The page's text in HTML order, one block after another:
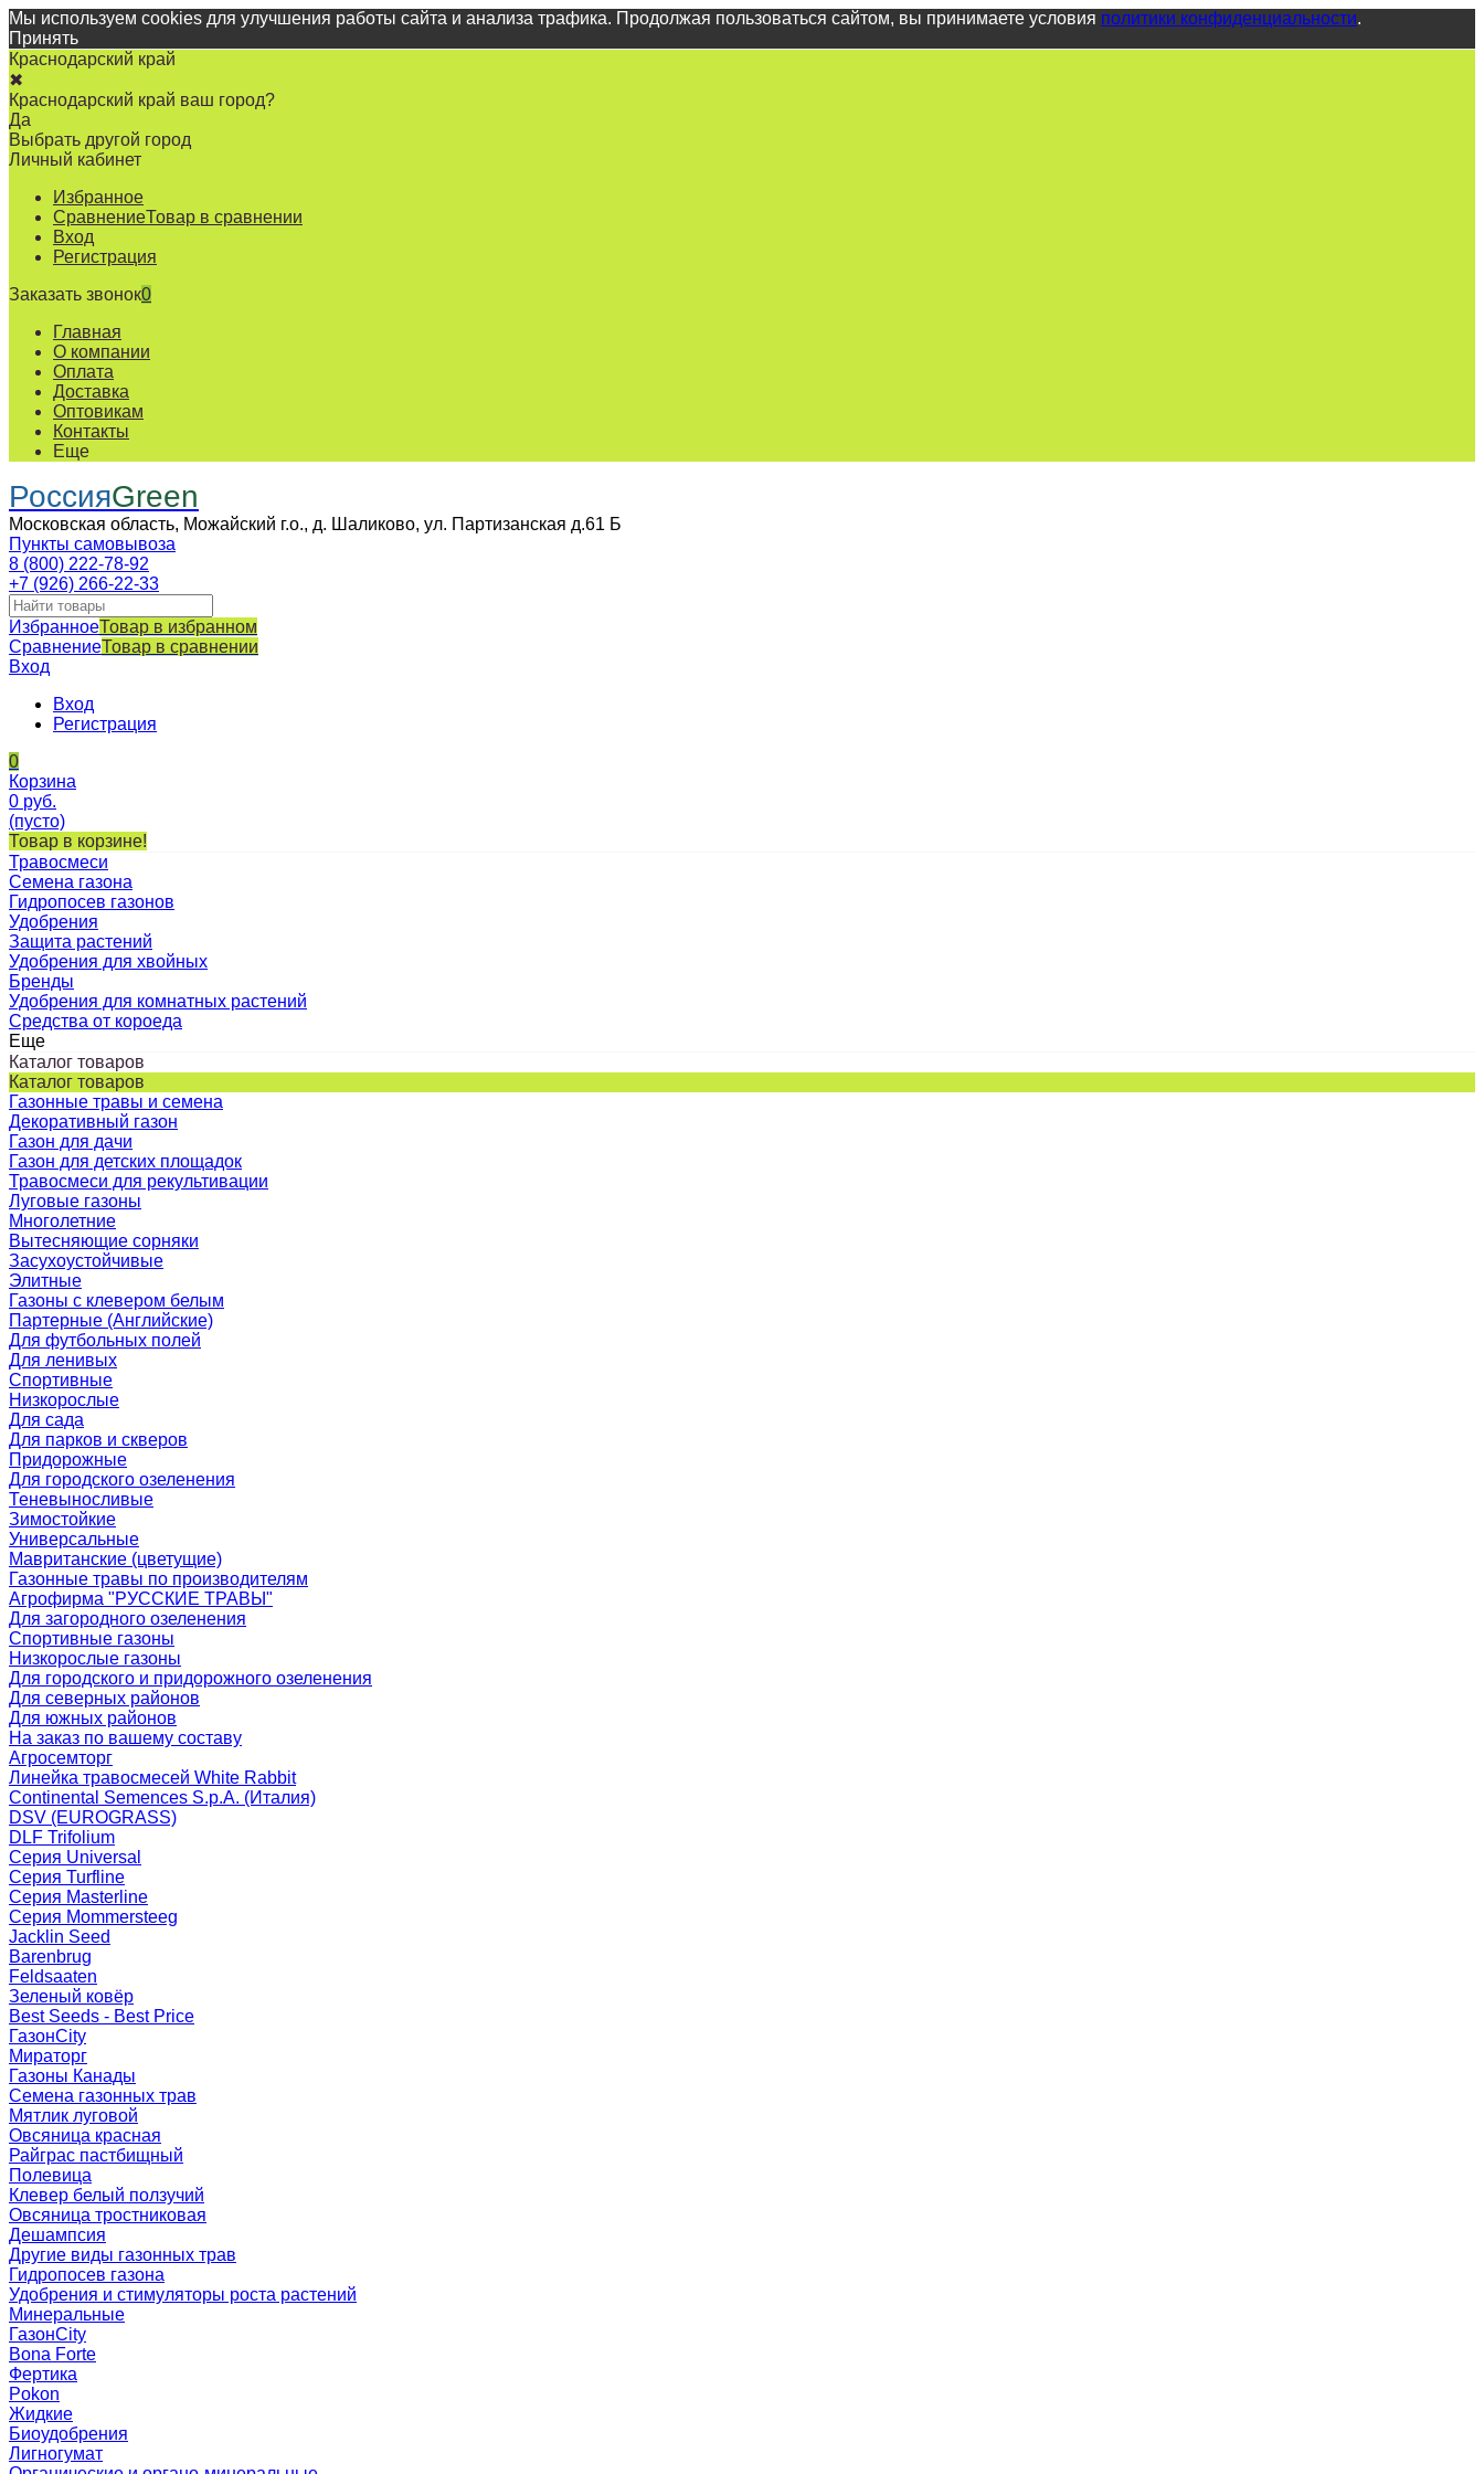
Мы используем cookies для улучшения работы сайта и анализа трафика. Продолжая пользоваться сайтом, вы принимаете условия политики конфиденциальности.
Принять
Краснодарский край
✖
Краснодарский край ваш город?
Да
Выбрать другой город
Личный кабинет
Избранное
СравнениеТовар в сравнении
Вход
Регистрация
Заказать звонок0
Главная
О компании
Оплата
Доставка
Оптовикам
Контакты
Еще
РоссияGreen
Московская область, Можайский г.о., д. Шаликово, ул. Партизанская д.61 Б
Пункты самовывоза
8 (800) 222-78-92
+7 (926) 266-22-33
ИзбранноеТовар в избранном
СравнениеТовар в сравнении
Вход
Вход
Регистрация
0
Корзина
0 руб.
(пусто)
Товар в корзине!
Травосмеси
Семена газона
Гидропосев газонов
Удобрения
Защита растений
Удобрения для хвойных
Бренды
Удобрения для комнатных растений
Средства от короеда
Еще
Каталог товаров
Каталог товаров
Газонные травы и семена
Декоративный газон
Газон для дачи
Газон для детских площадок
Травосмеси для рекультивации
Луговые газоны
Многолетние
Вытесняющие сорняки
Засухоустойчивые
Элитные
Газоны с клевером белым
Партерные (Английские)
Для футбольных полей
Для ленивых
Спортивные
Низкорослые
Для сада
Для парков и скверов
Придорожные
Для городского озеленения
Теневыносливые
Зимостойкие
Универсальные
Мавританские (цветущие)
Газонные травы по производителям
Агрофирма "РУССКИЕ ТРАВЫ"
Для загородного озеленения
Спортивные газоны
Низкорослые газоны
Для городского и придорожного озеленения
Для северных районов
Для южных районов
На заказ по вашему составу
Агросемторг
Линейка травосмесей White Rabbit
Continental Semences S.p.A. (Италия)
DSV (EUROGRASS)
DLF Trifolium
Серия Universal
Серия Turfline
Серия Masterline
Серия Mommersteeg
Jacklin Seed
Barenbrug
Feldsaaten
Зеленый ковёр
Best Seeds - Best Price
ГазонCity
Мираторг
Газоны Канады
Семена газонных трав
Мятлик луговой
Овсяница красная
Райграс пастбищный
Полевица
Клевер белый ползучий
Овсяница тростниковая
Дешампсия
Другие виды газонных трав
Гидропосев газона
Удобрения и стимуляторы роста растений
Минеральные
ГазонCity
Bona Forte
Фертика
Pokon
Жидкие
Биоудобрения
Лигногумат